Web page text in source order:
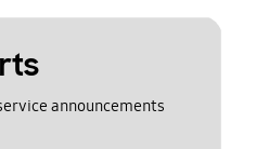
announcements